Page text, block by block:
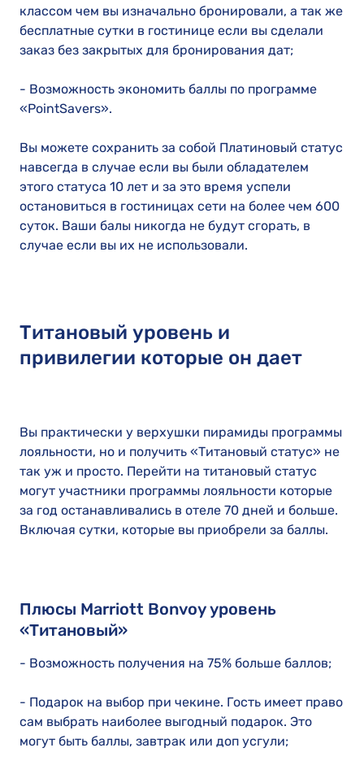
классом чем вы изначально бронировали, а так же
бесплатные сутки в гостинице если вы сделали
заказ без закрытых для бронирования дат;
- Возможность экономить баллы по программе
«PointSavers».
Вы можете сохранить за собой Платиновый статус
навсегда в случае если вы были обладателем
этого статуса 10 лет и за это время успели
остановиться в гостиницах сети на более чем 600
суток. Ваши балы никогда не будут сгорать, в
случае если вы их не использовали.
Титановый уровень и
привилегии которые он дает
Вы практически у верхушки пирамиды программы
лояльности, но и получить «Титановый статус» не
так уж и просто. Перейти на титановый статус
могут участники программы лояльности которые
за год останавливались в отеле 70 дней и больше.
Включая сутки, которые вы приобрели за баллы.
Плюсы Marriott Bonvoy уровень
«Титановый»
- Возможность получения на 75% больше баллов;
- Подарок на выбор при чекине. Гость имеет право
сам выбрать наиболее выгодный подарок. Это
могут быть баллы, завтрак или доп усгули;